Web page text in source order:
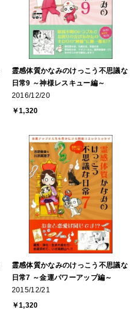
霊感体質かなみのけっこう不思議な
日常9 ～神様レスキュー編～
2016/12/20
￥1,320
霊感体質かなみのけっこう不思議な
日常7 ～金運パワーアップ編～
2015/12/21
￥1,320